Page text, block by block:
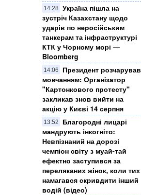
14:28 Україна пішла на
зустріч Казахстану щодо
ударів по неросійським
танкерам та інфраструктурі
КТК у Чорному морі —
Bloomberg
14:06
Президент розчарував
мовчанням: Організатор
"Картонкового протесту"
закликав знов вийти на
акцію у Києві 14 серпня
13:52
Благородні лицарі
мандрують інкогніто:
Невпізнаний на дорозі
чемпіон світу з муай-тай
ефектно заступився за
переляканих жінок, коли тих
намагався скривдити інший
водій (відео)